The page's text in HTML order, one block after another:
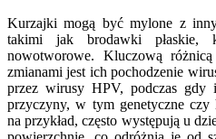
Kurzajki mogą być mylone z
takimi jak brodawki płaskie,
nowotworowe. Kluczową
zmianami jest ich pochodzenie
przez wirusy HPV, podczas gdy
przyczyny, w tym genetyczne czy
na przykład, często występują u